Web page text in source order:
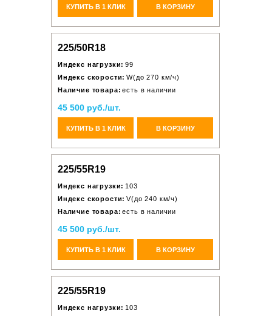
КУПИТЬ В 1 КЛИК В КОРЗИНУ
225/50R18
Индекс нагрузки: 99
Индекс скорости: W(до 270 км/ч)
Наличие товара: есть в наличии
45 500 руб./шт.
КУПИТЬ В 1 КЛИК В КОРЗИНУ
225/55R19
Индекс нагрузки: 103
Индекс скорости: V(до 240 км/ч)
Наличие товара: есть в наличии
45 500 руб./шт.
КУПИТЬ В 1 КЛИК В КОРЗИНУ
225/55R19
Индекс нагрузки: 103